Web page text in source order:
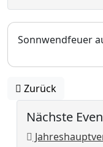
Sonnwendfeuer
Zurück
Nächste